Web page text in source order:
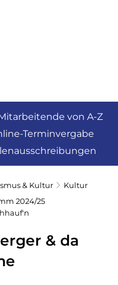
von A-Z
Terminvergabe
& Kultur
Kultur
2024/25
& da